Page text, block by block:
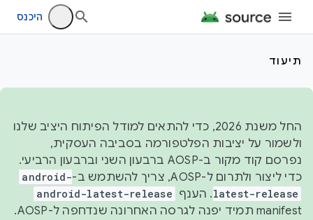
היכנס
תיעוד
החל משנת 2026, כדי להתאים למודל הפיתוח היציב שלנו
ולשמור על יציבות הפלטפורמה בסביבה העסקית,
נפרסם קוד מקור ב-AOSP ברבעון השני וברבעון הרביעי.
כדי ליצור ולתרום ל-AOSP, צריך להשתמש ב-
android-
latest-release. הענף android-latest-release
manifest תמיד יפנה לגרסה האחרונה שנדחפה ל-AOSP.